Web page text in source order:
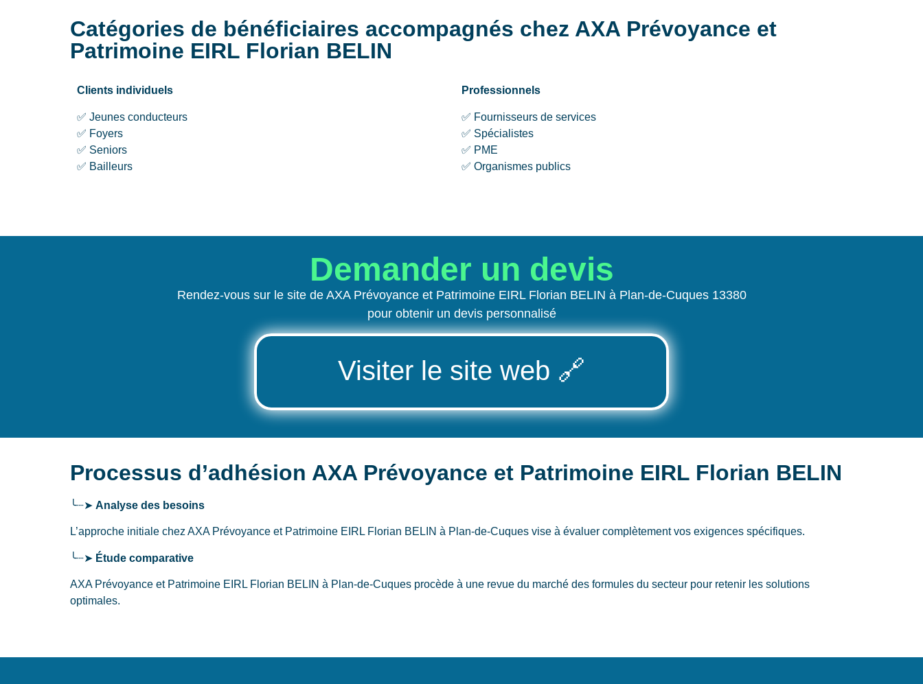
Catégories de bénéficiaires accompagnés chez AXA Prévoyance et
Patrimoine EIRL Florian BELIN
Clients individuels
✅ Jeunes conducteurs
✅ Foyers
✅ Seniors
✅ Bailleurs
Professionnels
✅ Fournisseurs de services
✅ Spécialistes
✅ PME
✅ Organismes publics
Demander un devis
Rendez-vous sur le site de AXA Prévoyance et Patrimoine EIRL Florian BELIN à Plan-de-Cuques 13380
pour obtenir un devis personnalisé
Visiter le site web 🔗
Processus d’adhésion AXA Prévoyance et Patrimoine EIRL Florian BELIN
╰┈➤ Analyse des besoins
L’approche initiale chez AXA Prévoyance et Patrimoine EIRL Florian BELIN à Plan-de-Cuques vise à évaluer complètement vos exigences spécifiques.
╰┈➤ Étude comparative
AXA Prévoyance et Patrimoine EIRL Florian BELIN à Plan-de-Cuques procède à une revue du marché des formules du secteur pour retenir les solutions
optimales.